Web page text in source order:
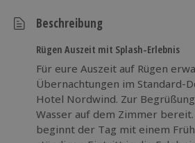
Beschreibung
Rügen Auszeit mit Splash-Erlebnis
Für eure Auszeit auf Rügen
Übernachtungen im Standard-
Hotel Nordwind. Zur
Wasser auf dem Zimmer
beginnt der Tag mit einem